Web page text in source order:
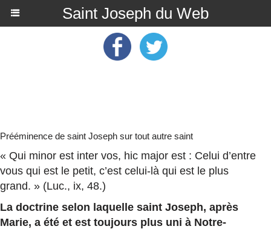
Saint Joseph du Web
Prééminence de saint Joseph sur tout autre saint
« Qui minor est inter vos, hic major est : Celui d’entre
vous qui est le petit, c’est celui-là qui est le plus
grand. » (Luc., ix, 48.)
La doctrine selon laquelle saint Joseph, après
Marie, a été et est toujours plus uni à Notre-